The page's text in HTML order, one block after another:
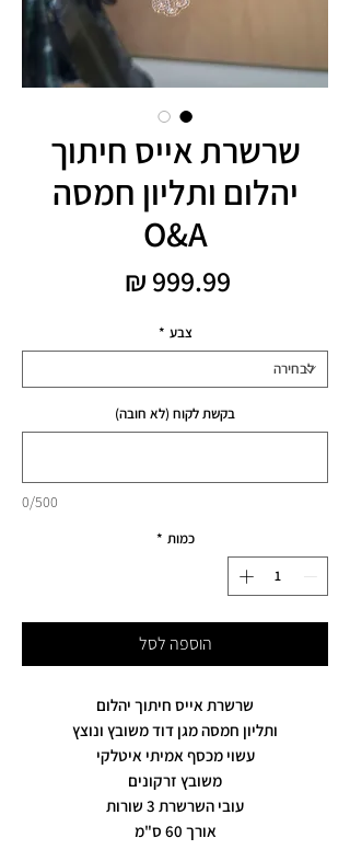
שרשרת אייס חיתוך
יהלום ותליון חמסה
O&A
צבע *
בקשת לקוח (לא חובה)
0/500
כמות *
הוספה לסל
שרשרת אייס חיתוך יהלום
ותליון חמסה מגן דוד משובץ ונוצץ
עשוי מכסף אמיתי איטלקי
משובץ זרקונים
עובי השרשרת 3 שורות
אורך 60 ס"מ